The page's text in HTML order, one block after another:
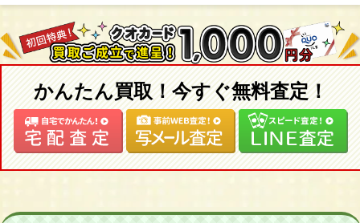
かんたん買取！今すぐ無料査定！